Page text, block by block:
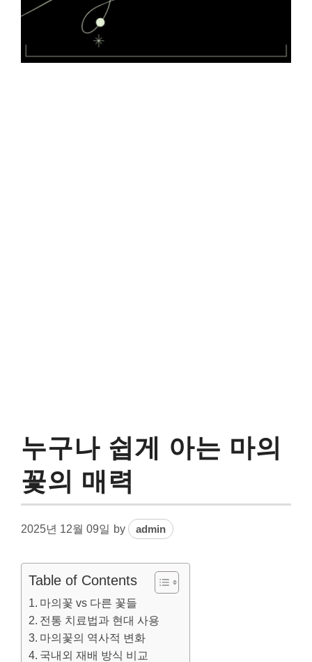
누구나 쉽게 아는 마의
꽃의 매력
2025년 12월 09일 by admin
Table of Contents
마의꽃 vs 다른 꽃들
전통 치료법과 현대 사용
마의꽃의 역사적 변화
국내외 재배 방식 비교